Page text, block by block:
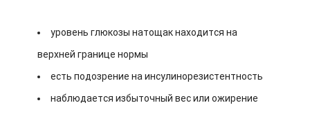
уровень глюкозы натощак находится на
верхней границе нормы
есть подозрение на инсулинорезистентность
наблюдается избыточный вес или ожирение